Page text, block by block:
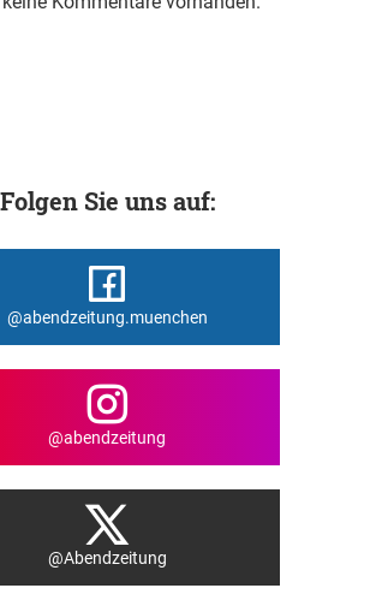
Folgen Sie uns auf:
@abendzeitung.muenchen
@abendzeitung
@Abendzeitung